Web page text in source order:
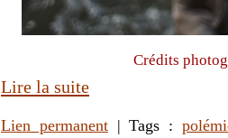
Crédits
Lire la suite
Lien permanent| Tags :